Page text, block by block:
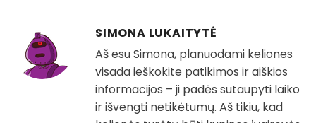
SIMONA LUKAITYTĖ
Aš esu Simona, planuodami keliones
visada ieškokite patikimos ir aiškios
informacijos – ji padės sutaupyti laiko
ir išvengti netikėtumų. Aš tikiu, kad